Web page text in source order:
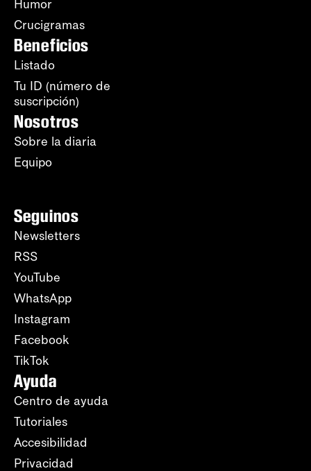
Humor
Crucigramas
Beneficios
Listado
Tu ID (número de
suscripción)
Nosotros
Sobre la diaria
Equipo
Seguinos
Newsletters
RSS
YouTube
WhatsApp
Instagram
Facebook
TikTok
Ayuda
Centro de ayuda
Tutoriales
Accesibilidad
Privacidad